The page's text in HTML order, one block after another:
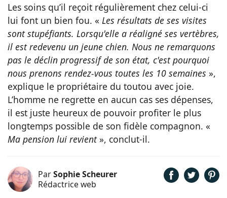
Les soins qu’il reçoit régulièrement chez celui-ci
lui font un bien fou. « Les résultats de ses visites
sont stupéfiants. Lorsqu'elle a réaligné ses vertèbres,
il est redevenu un jeune chien. Nous ne remarquons
pas le déclin progressif de son état, c'est pourquoi
nous prenons rendez-vous toutes les 10 semaines »,
explique le propriétaire du toutou avec joie.
L’homme ne regrette en aucun cas ses dépenses,
il est juste heureux de pouvoir profiter le plus
longtemps possible de son fidèle compagnon. «
Ma pension lui revient », conclut-il.
ParSophie Scheurer
Rédactrice web